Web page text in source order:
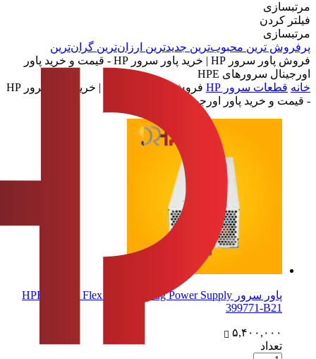
مرتبسازی
فیلتر کردن
مرتبسازی
پرفروش ترین محبوب‌ترین جدیدترین ارزان‌ترین گران‌ترین
فروش پاور سرور HP | خرید پاور سرور HP - قیمت و خرید پاور
اورجینال سرورهای HPE
خانه قطعات سرور HP
فروش پاور سرور HP | خرید پاور سرور HP
- قیمت و خرید پاور اورجینال سرورهای HPE
پاور سرور HPE 1000W Flex Slot Hot Plug Power Supply
399771-B21
۵,۴۰۰,۰۰۰
تعداد